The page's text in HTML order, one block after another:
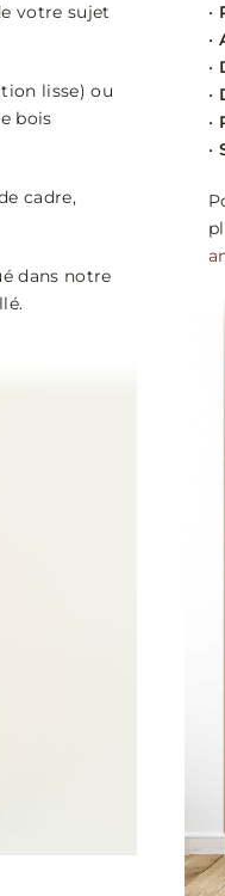
votre sujet
lisse) ou
bois
cadre,
dans notre
•
•
•
•
•
•